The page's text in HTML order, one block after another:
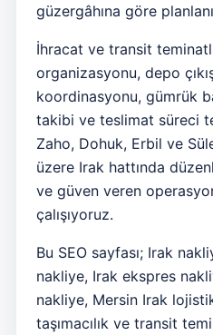
güzergâhına göre
İhracat ve transit
organizasyonu, depo
koordinasyonu, gümrük
takibi ve teslimat süreci
Zaho, Dohuk, Erbil ve
üzere Irak hattında
ve güven veren
çalışıyoruz.
Bu SEO sayfası; Irak
nakliye, Irak ekspres
nakliye, Mersin Irak
taşımacılık ve transit